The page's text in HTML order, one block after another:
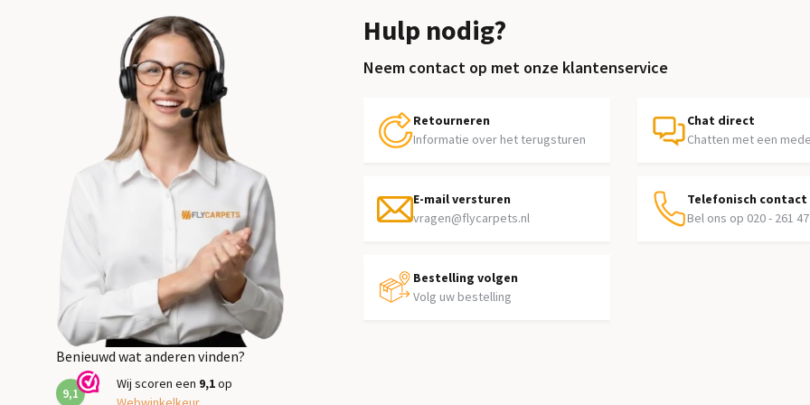
Hulp nodig?
Neem contact op met onze klantenservice
Retourneren
Informatie over het terugsturen
Chat direct
Chatten met een
E-mail versturen
vragen@flycarpets.nl
Telefonisch contact
Bel ons op 020 - 261
Bestelling volgen
Volg uw bestelling
Benieuwd wat anderen vinden?
9,1
Wij scoren een 9,1op